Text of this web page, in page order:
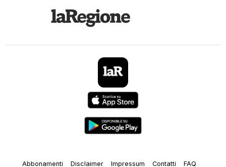
Abbonamenti Disclaimer Impressum Contatti FAQ